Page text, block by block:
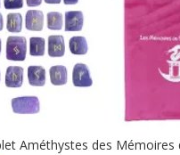
Améthystes des Mémoires